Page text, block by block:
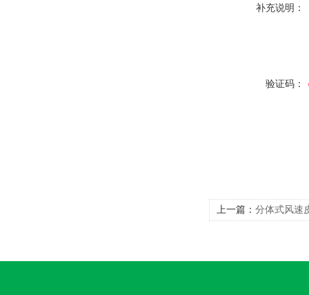
补充说明：
验证码：
上一篇： 分体式风速